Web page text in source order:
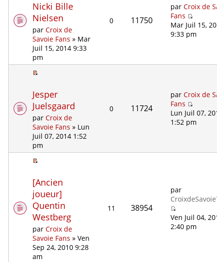
Nicki Bille
Nielsen
parCroix de
Savoie Fans » Mar
Juil 15, 2014 9:33
pm
0 11750
parCroix de
Fans
Mar Juil 15,
9:33 pm
Jesper
Juelsgaard
parCroix de
Savoie Fans » Lun
Juil 07, 2014 1:52
pm
0 11724
parCroix de
Fans
Lun Juil 07,
1:52 pm
[Ancien
joueur]
Quentin
Westberg
parCroix de
Savoie Fans » Ven
Sep 24, 2010 9:28
am
11 38954
par
Ven Juil 04,
2:40 pm